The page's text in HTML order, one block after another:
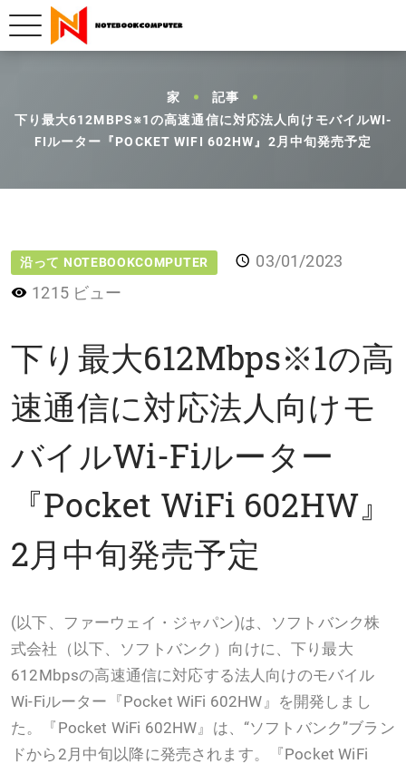
家
記事
下り最大612MBPS※1の高速通信に対応法人向けモバイルWI-
FIルーター『POCKET WIFI 602HW』2月中旬発売予定
沿って NOTEBOOKCOMPUTER
03/01/2023
1215 ビュー
下り最大612Mbps※1の高
速通信に対応法人向けモ
バイルWi-Fiルーター
『Pocket WiFi 602HW』
2月中旬発売予定
(以下、ファーウェイ・ジャパン)は、ソフトバンク株
式会社（以下、ソフトバンク）向けに、下り最大
612Mbpsの高速通信に対応する法人向けのモバイル
Wi-Fiルーター『Pocket WiFi 602HW』を開発しまし
た。『Pocket WiFi 602HW』は、“ソフトバンク”ブラン
ドから2月中旬以降に発売されます。『Pocket WiFi